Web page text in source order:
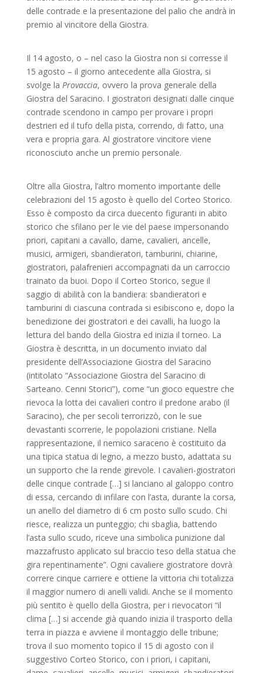
delle contrade e la presentazione del palio che andrà in
premio al vincitore della Giostra.
Il 14 agosto, o – nel caso la Giostra non si corresse il
15 agosto – il giorno antecedente alla Giostra, si
svolge la Provaccia, ovvero la prova generale della
Giostra del Saracino. I giostratori designati dalle cinque
contrade scendono in campo per provare i propri
destrieri ed il tufo della pista, correndo, di fatto, una
vera e propria gara. Al giostratore vincitore viene
riconosciuto anche un premio personale.
Oltre alla Giostra, l’altro momento importante delle
celebrazioni del 15 agosto è quello del Corteo Storico.
Esso è composto da circa duecento figuranti in abito
storico che sfilano per le vie del paese impersonando
priori, capitani a cavallo, dame, cavalieri, ancelle,
musici, armigeri, sbandieratori, tamburini, chiarine,
giostratori, palafrenieri accompagnati da un carroccio
trainato da buoi. Dopo il Corteo Storico, segue il
saggio di abilità con la bandiera: sbandieratori e
tamburini di ciascuna contrada si esibiscono e, dopo la
benedizione dei giostratori e dei cavalli, ha luogo la
lettura del bando della Giostra ed inizia il torneo. La
Giostra è descritta, in un documento inviato dal
presidente dell’Associazione Giostra del Saracino
(intitolato “Associazione Giostra del Saracino di
Sarteano. Cenni Storici”), come “un gioco equestre che
rievoca la lotta dei cavalieri contro il predone arabo (il
Saracino), che per secoli terrorizzò, con le sue
devastanti scorrerie, le popolazioni cristiane. Nella
rappresentazione, il nemico saraceno è costituito da
una tipica statua di legno, a mezzo busto, adattata su
un supporto che la rende girevole. I cavalieri-giostratori
delle cinque contrade […] si lanciano al galoppo contro
di essa, cercando di infilare con l’asta, durante la corsa,
un anello del diametro di 6 cm posto sullo scudo. Chi
riesce, realizza un punteggio; chi sbaglia, battendo
l’asta sullo scudo, riceve una simbolica punizione dal
mazzafrusto applicato sul braccio teso della statua che
gira repentinamente”. Ogni cavaliere giostratore dovrà
correre cinque carriere e ottiene la vittoria chi totalizza
il maggior numero di anelli validi. Anche se il momento
più sentito è quello della Giostra, per i rievocatori “il
clima […] si accende già quando inizia il trasporto della
terra in piazza e avviene il montaggio delle tribune;
trova il suo momento topico il 15 di agosto con il
suggestivo Corteo Storico, con i priori, i capitani,